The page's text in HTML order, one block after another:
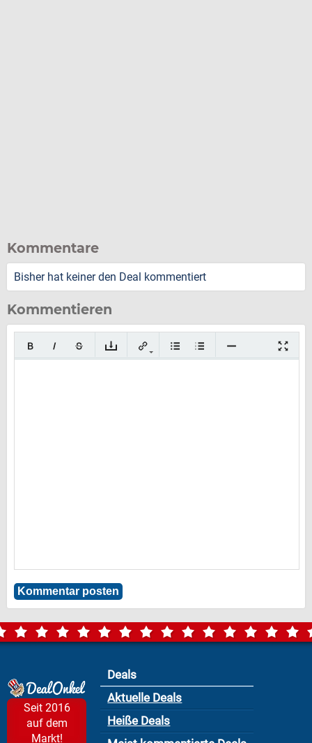
Kommentare
Bisher hat keiner den Deal kommentiert
Kommentieren
Seit 2016
auf dem
Markt!
Deals
Aktuelle Deals
Heiße Deals